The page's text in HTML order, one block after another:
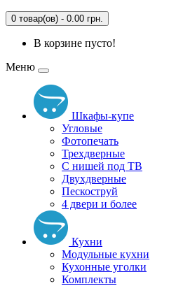
0 товар(ов) - 0.00 грн.
В корзине пусто!
Меню
Шкафы-купе
Угловые
Фотопечать
Трехдверные
С нишей под ТВ
Двухдверные
Пескоструй
4 двери и более
Кухни
Модульные кухни
Кухонные уголки
Комплекты